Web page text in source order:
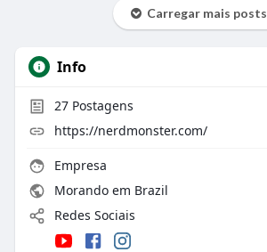
Carregar mais posts
Info
27Postagens
https://nerdmonster.com/
Empresa
Morando em Brazil
Redes Sociais